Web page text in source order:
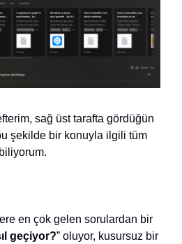
sağ üst tarafta gördüğün
şekilde bir konuyla ilgili tüm
en çok gelen sorulardan bir
geçiyor?” oluyor, kusursuz bir